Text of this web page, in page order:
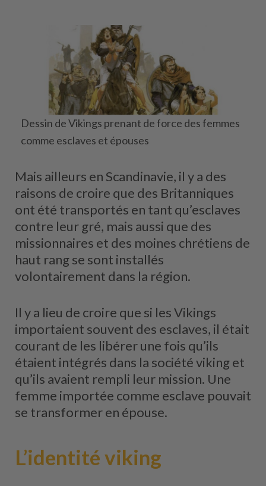
Dessin de Vikings prenant de force des femmes
comme esclaves et épouses
Mais ailleurs en Scandinavie, il y a des
raisons de croire que des Britanniques
ont été transportés en tant qu’esclaves
contre leur gré, mais aussi que des
missionnaires et des moines chrétiens de
haut rang se sont installés
volontairement dans la région.
Il y a lieu de croire que si les Vikings
importaient souvent des esclaves, il était
courant de les libérer une fois qu’ils
étaient intégrés dans la société viking et
qu’ils avaient rempli leur mission. Une
femme importée comme esclave pouvait
se transformer en épouse.
L’identité viking